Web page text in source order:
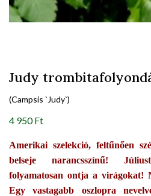
Judy
(Campsis `Judy`)
4 950 Ft
Amerikai szelekció, feltűnően
belseje narancsszínű!
folyamatosan ontja a virágokat!
Egy vastagabb oszlopra